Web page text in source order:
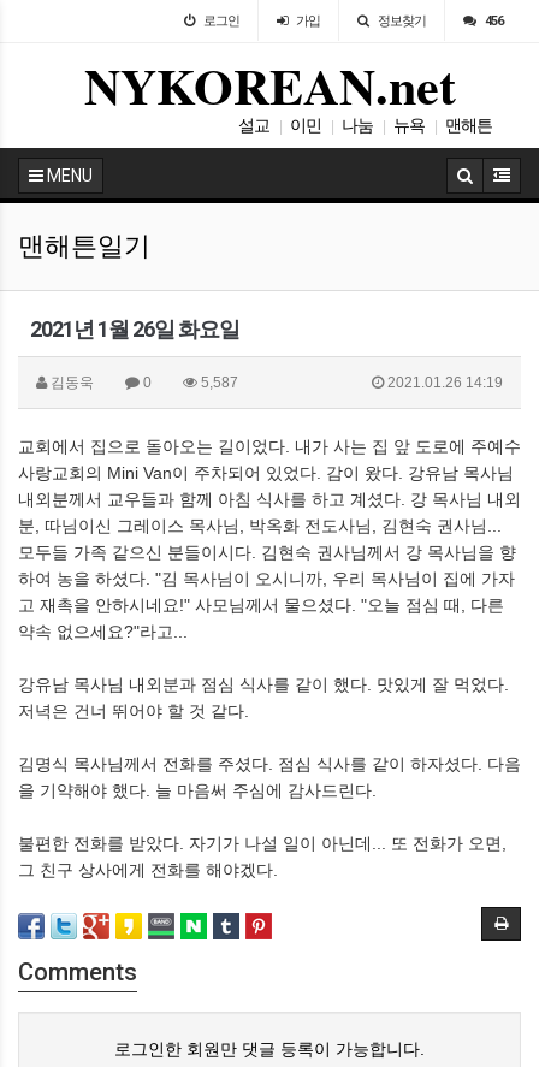
로그인 가입 정보찾기 456
NYKOREAN.net
설교 이민 나눔 뉴욕 맨해튼
사랑방
MENU
맨해튼일기
2021년 1월 26일 화요일
김동욱 0 5,587 2021.01.26 14:19
교회에서 집으로 돌아오는 길이었다. 내가 사는 집 앞 도로에 주예수
사랑교회의 Mini Van이 주차되어 있었다. 감이 왔다. 강유남 목사님
내외분께서 교우들과 함께 아침 식사를 하고 계셨다. 강 목사님 내외
분, 따님이신 그레이스 목사님, 박옥화 전도사님, 김현숙 권사님...
모두들 가족 같으신 분들이시다. 김현숙 권사님께서 강 목사님을 향
하여 농을 하셨다. "김 목사님이 오시니까, 우리 목사님이 집에 가자
고 재촉을 안하시네요!" 사모님께서 물으셨다. "오늘 점심 때, 다른
약속 없으세요?"라고...
강유남 목사님 내외분과 점심 식사를 같이 했다. 맛있게 잘 먹었다.
저녁은 건너 뛰어야 할 것 같다.
김명식 목사님께서 전화를 주셨다. 점심 식사를 같이 하자셨다. 다음
을 기약해야 했다. 늘 마음써 주심에 감사드린다.
불편한 전화를 받았다. 자기가 나설 일이 아닌데... 또 전화가 오면,
그 친구 상사에게 전화를 해야겠다.
Comments
로그인한 회원만 댓글 등록이 가능합니다.